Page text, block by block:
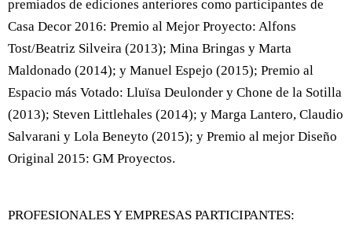
premiados de ediciones anteriores como participantes de
Casa Decor 2016: Premio al Mejor Proyecto: Alfons
Tost/Beatriz Silveira (2013); Mina Bringas y Marta
Maldonado (2014); y Manuel Espejo (2015); Premio al
Espacio más Votado: Lluïsa Deulonder y Chone de la Sotilla
(2013); Steven Littlehales (2014); y Marga Lantero, Claudio
Salvarani y Lola Beneyto (2015); y Premio al mejor Diseño
Original 2015: GM Proyectos.
PROFESIONALES Y EMPRESAS PARTICIPANTES: